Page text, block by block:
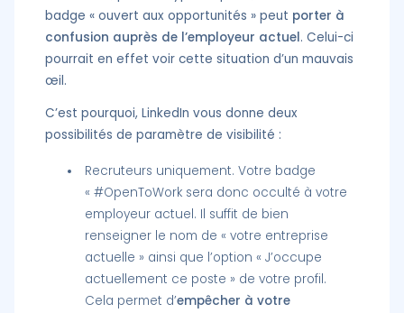
badge « ouvert aux opportunités » peut porter à
confusion auprès de l’employeur actuel. Celui-ci
pourrait en effet voir cette situation d’un mauvais
œil.
C’est pourquoi, LinkedIn vous donne deux
possibilités de paramètre de visibilité :
Recruteurs uniquement. Votre badge
« #OpenToWork sera donc occulté à votre
employeur actuel. Il suffit de bien
renseigner le nom de « votre entreprise
actuelle » ainsi que l’option « J’occupe
actuellement ce poste » de votre profil.
Cela permet d’empêcher à votre